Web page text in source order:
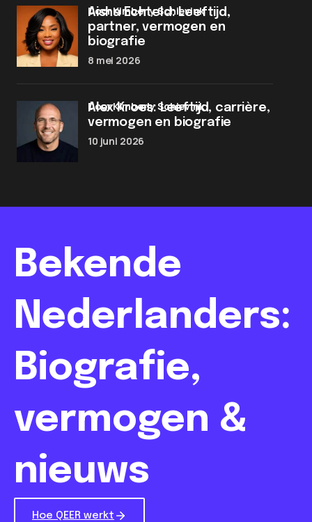
Aisha Echteld: Leeftijd,
partner, vermogen en
biografie
door Kimberly Schievink
8 mei 2026
Alex Kroes: Leeftijd, carrière,
vermogen en biografie
door Kimberly Schievink
10 juni 2026
Bekende
Nederlanders:
Biografie,
vermogen &
nieuws
Hoe QEER werkt